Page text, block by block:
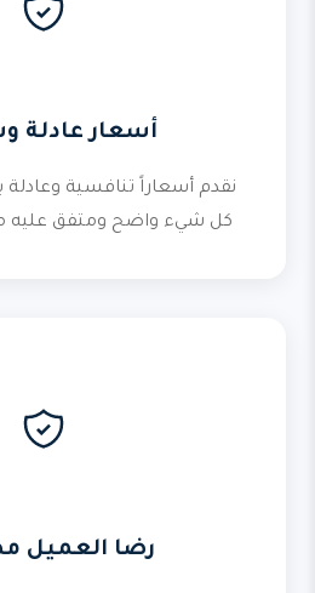
أسعار عادلة
نقدم أسعاراً تنافسية
كل شيء واضح ومتفق عليه
رضا العميل